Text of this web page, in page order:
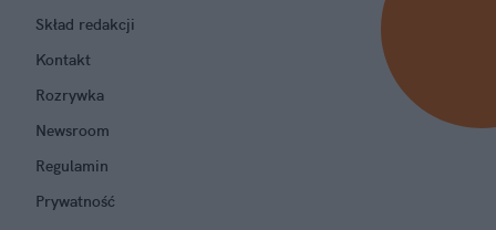
Skład redakcji
Kontakt
Rozrywka
Newsroom
Regulamin
Prywatność